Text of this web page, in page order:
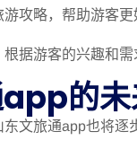
攻略，帮助游客
据游客的兴趣和
的
文旅通app也将逐